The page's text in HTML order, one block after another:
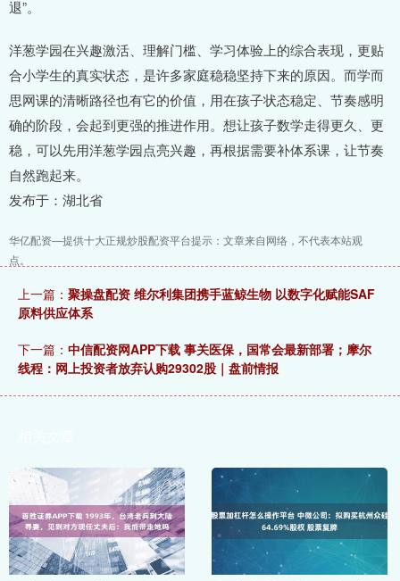
退”。
洋葱学园在兴趣激活、理解门槛、学习体验上的综合表现，更贴
合小学生的真实状态，是许多家庭稳稳坚持下来的原因。而学而
思网课的清晰路径也有它的价值，用在孩子状态稳定、节奏感明
确的阶段，会起到更强的推进作用。想让孩子数学走得更久、更
稳，可以先用洋葱学园点亮兴趣，再根据需要补体系课，让节奏
自然跑起来。
发布于：湖北省
华亿配资—提供十大正规炒股配资平台提示：文章来自网络，不代表本站观
点。
上一篇： 聚操盘配资 维尔利集团携手蓝鲸生物 以数字化赋能SAF
原料供应体系
下一篇： 中信配资网APP下载 事关医保，国常会最新部署；摩尔
线程：网上投资者放弃认购29302股｜盘前情报